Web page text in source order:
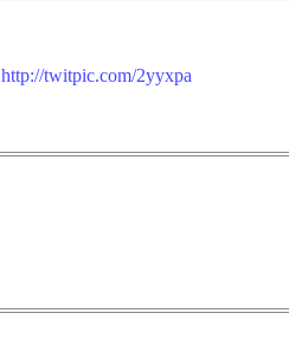
http://twitpic.com/2yyxpa